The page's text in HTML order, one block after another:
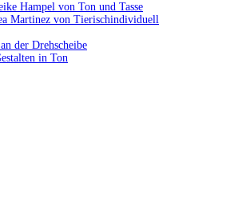
Hampel von Ton und Tasse
Martinez von Tierischindividuell
der Drehscheibe
in Ton